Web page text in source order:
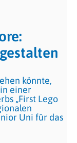
könnte,
einer
„First Lego
Uni für das